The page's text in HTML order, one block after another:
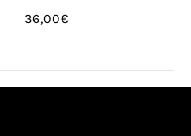
36,00€
/